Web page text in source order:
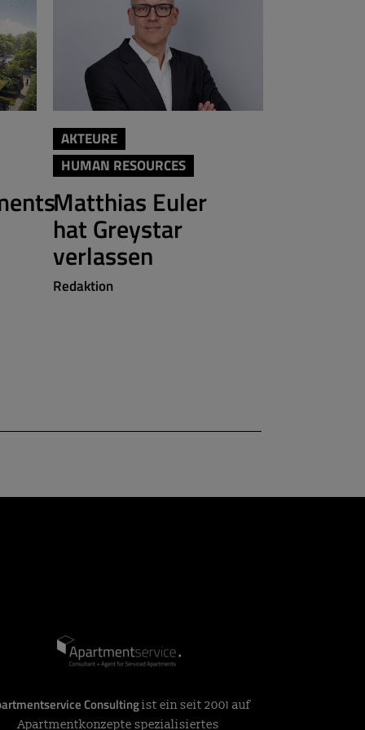
AKTEURE
HUMAN RESOURCES
Matthias Euler
hat Greystar
verlassen
Redaktion
Consultingist ein seit 2001 auf
Apartmentkonzepte spezialisiertes